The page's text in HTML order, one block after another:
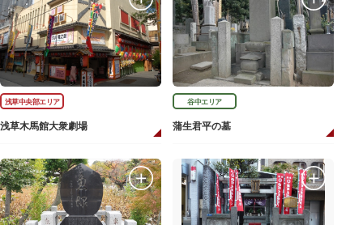
浅草中央部エリア
浅草木馬館大衆劇場
谷中エリア
蒲生君平の墓